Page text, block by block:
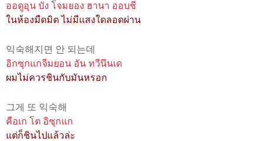
ออดูอุน บัง โจมยอง ฮานา ออบชี
ในห้องมืดมิด ไม่มีแสงใดลอดผ่าน
익숙해지면 안 되는데
อิกซุกแกจีมยอน อัน ทวีนึนเด
ผมไม่ควรชินกับมันหรอก
그게 또 익숙해
คือเก โต อิซุกแก
แต่ก็ชินไปแล้วล่ะ